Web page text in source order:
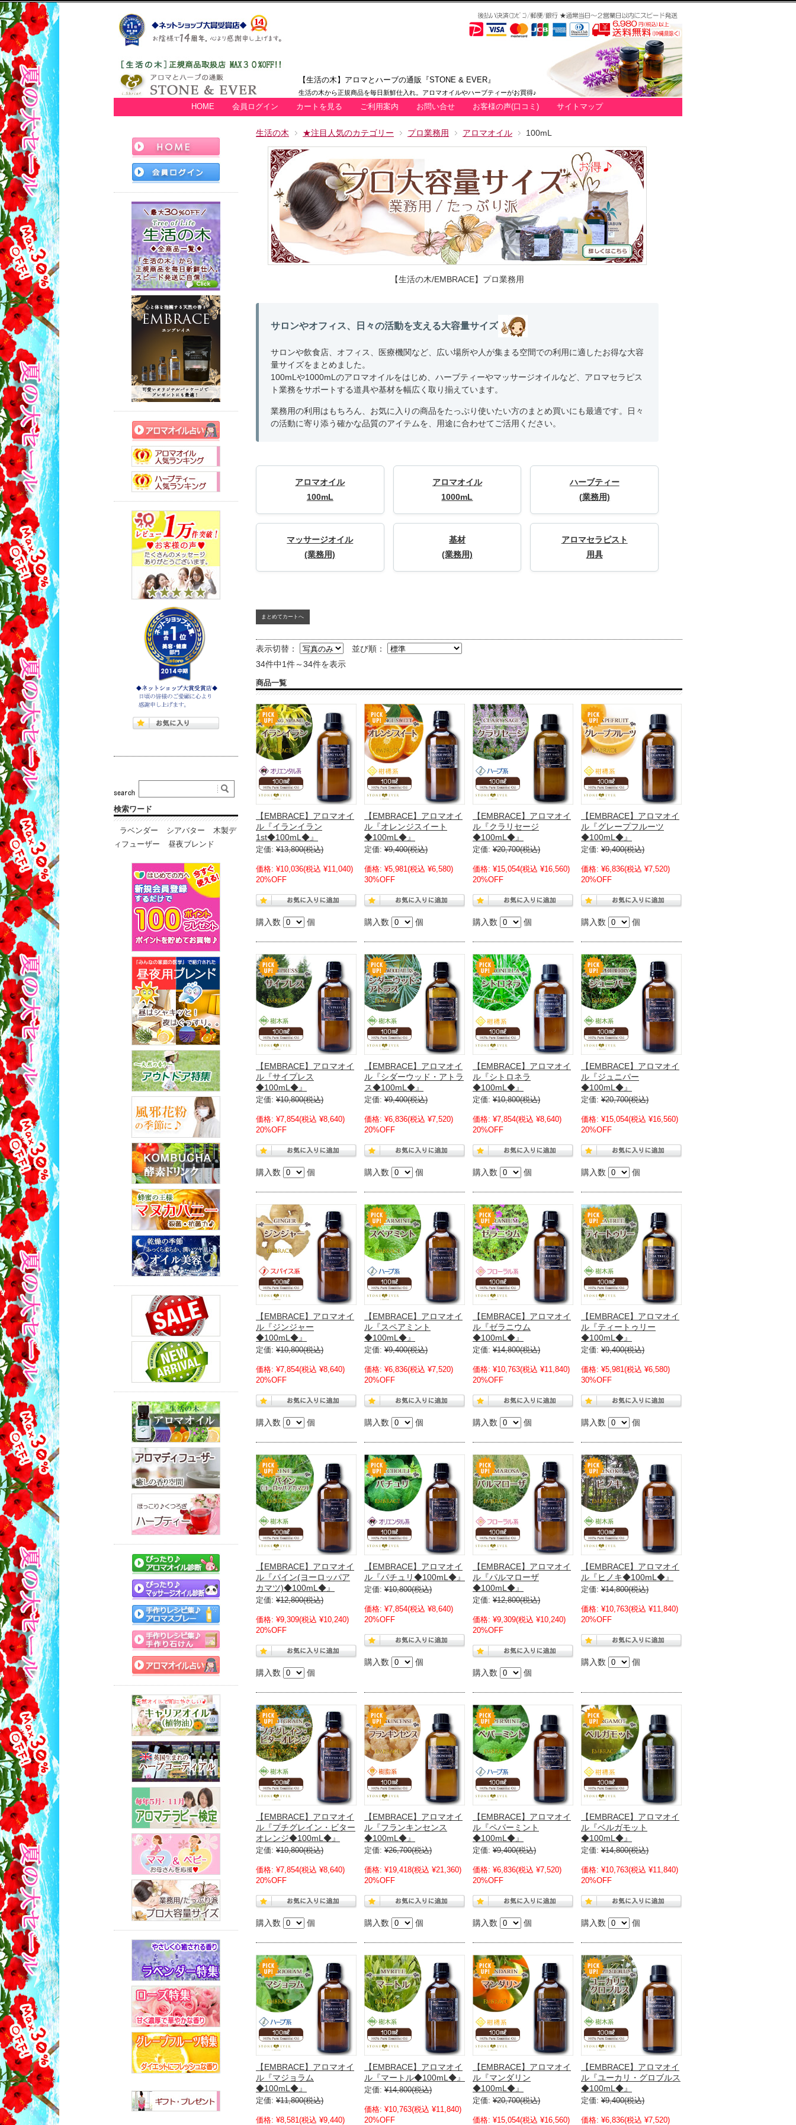
【生活の木】アロマとハーブの通販『STONE & EVER』
生活の木から正規商品を毎日新鮮仕入れ。アロマオイルやハーブティーがお買得♪
HOME 会員ログイン カートを見る ご利用案内 お問い合せ お客様の声(口コミ) サイトマップ
生活の木 ★注目人気のカテゴリー プロ業務用 アロマオイル 100mL
【生活の木/EMBRACE】プロ業務用
サロンやオフィス、日々の活動を支える大容量サイズ
サロンや飲食店、オフィス、医療機関など、広い場所や人が集まる空間での利用に適したお得な大容
量サイズをまとめました。
100mLや1000mLのアロマオイルをはじめ、ハーブティーやマッサージオイルなど、アロマセラピス
ト業務をサポートする道具や基材を幅広く取り揃えています。
業務用の利用はもちろん、お気に入りの商品をたっぷり使いたい方のまとめ買いにも最適です。日々
の活動に寄り添う確かな品質のアイテムを、用途に合わせてご活用ください。
アロマオイル
100mL
アロマオイル
1000mL
ハーブティー
(業務用)
マッサージオイル
(業務用)
基材
(業務用)
アロマセラピスト
用具
表示切替：
並び順：
34件中1件～34件を表示
商品一覧
【EMBRACE】アロマオイ
ル『イランイラン
1st◆100mL◆』
定価: ¥13,800(税込)
価格: ¥10,036(税込 ¥11,040)
20%OFF
購入数 個
【EMBRACE】アロマオイ
ル『オレンジスイート
◆100mL◆』
定価: ¥9,400(税込)
価格: ¥5,981(税込 ¥6,580)
30%OFF
購入数 個
【EMBRACE】アロマオイ
ル『クラリセージ
◆100mL◆』
定価: ¥20,700(税込)
価格: ¥15,054(税込 ¥16,560)
20%OFF
購入数 個
【EMBRACE】アロマオイ
ル『グレープフルーツ
◆100mL◆』
定価: ¥9,400(税込)
価格: ¥6,836(税込 ¥7,520)
20%OFF
購入数 個
【EMBRACE】アロマオイ
ル『サイプレス
◆100mL◆』
定価: ¥10,800(税込)
価格: ¥7,854(税込 ¥8,640)
20%OFF
購入数 個
【EMBRACE】アロマオイ
ル『シダーウッド・アトラ
ス◆100mL◆』
定価: ¥9,400(税込)
価格: ¥6,836(税込 ¥7,520)
20%OFF
購入数 個
【EMBRACE】アロマオイ
ル『シトロネラ
◆100mL◆』
定価: ¥10,800(税込)
価格: ¥7,854(税込 ¥8,640)
20%OFF
購入数 個
【EMBRACE】アロマオイ
ル『ジュニパー
◆100mL◆』
定価: ¥20,700(税込)
価格: ¥15,054(税込 ¥16,560)
20%OFF
購入数 個
【EMBRACE】アロマオイ
ル『ジンジャー
◆100mL◆』
定価: ¥10,800(税込)
価格: ¥7,854(税込 ¥8,640)
20%OFF
購入数 個
【EMBRACE】アロマオイ
ル『スペアミント
◆100mL◆』
定価: ¥9,400(税込)
価格: ¥6,836(税込 ¥7,520)
20%OFF
購入数 個
【EMBRACE】アロマオイ
ル『ゼラニウム
◆100mL◆』
定価: ¥14,800(税込)
価格: ¥10,763(税込 ¥11,840)
20%OFF
購入数 個
【EMBRACE】アロマオイ
ル『ティートゥリー
◆100mL◆』
定価: ¥9,400(税込)
価格: ¥5,981(税込 ¥6,580)
30%OFF
購入数 個
【EMBRACE】アロマオイ
ル『パイン(ヨーロッパア
カマツ)◆100mL◆』
定価: ¥12,800(税込)
価格: ¥9,309(税込 ¥10,240)
20%OFF
購入数 個
【EMBRACE】アロマオイ
ル『パチュリ◆100mL◆』
定価: ¥10,800(税込)
価格: ¥7,854(税込 ¥8,640)
20%OFF
購入数 個
【EMBRACE】アロマオイ
ル『パルマローザ
◆100mL◆』
定価: ¥12,800(税込)
価格: ¥9,309(税込 ¥10,240)
20%OFF
購入数 個
【EMBRACE】アロマオイ
ル『ヒノキ◆100mL◆』
定価: ¥14,800(税込)
価格: ¥10,763(税込 ¥11,840)
20%OFF
購入数 個
【EMBRACE】アロマオイ
ル『プチグレイン・ビター
オレンジ◆100mL◆』
定価: ¥10,800(税込)
価格: ¥7,854(税込 ¥8,640)
20%OFF
購入数 個
【EMBRACE】アロマオイ
ル『フランキンセンス
◆100mL◆』
定価: ¥26,700(税込)
価格: ¥19,418(税込 ¥21,360)
20%OFF
購入数 個
【EMBRACE】アロマオイ
ル『ペパーミント
◆100mL◆』
定価: ¥9,400(税込)
価格: ¥6,836(税込 ¥7,520)
20%OFF
購入数 個
【EMBRACE】アロマオイ
ル『ベルガモット
◆100mL◆』
定価: ¥14,800(税込)
価格: ¥10,763(税込 ¥11,840)
20%OFF
購入数 個
【EMBRACE】アロマオイ
ル『マジョラム
◆100mL◆』
定価: ¥11,800(税込)
価格: ¥8,581(税込 ¥9,440)
【EMBRACE】アロマオイ
ル『マートル◆100mL◆』
定価: ¥14,800(税込)
価格: ¥10,763(税込 ¥11,840)
20%OFF
【EMBRACE】アロマオイ
ル『マンダリン
◆100mL◆』
定価: ¥20,700(税込)
価格: ¥15,054(税込 ¥16,560)
【EMBRACE】アロマオイ
ル『ユーカリ・グロブルス
◆100mL◆』
定価: ¥9,400(税込)
価格: ¥6,836(税込 ¥7,520)
検索ワード
ラベンダー シアバター
木製デ
ィフューザー
昼夜ブレンド